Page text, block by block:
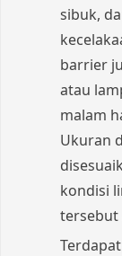
sibuk,
barrier
atau
malam
Ukuran
kondisi
tersebut